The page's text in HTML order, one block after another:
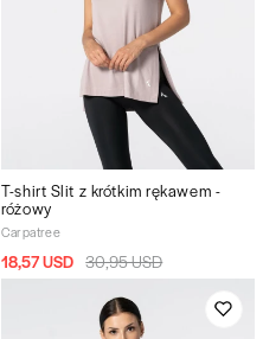
T-shirt Slit z krótkim rękawem -
różowy
Carpatree
18,57 USD 30,95 USD